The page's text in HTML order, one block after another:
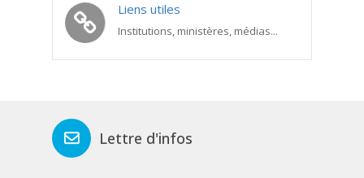
Liens utiles
Institutions, ministères, médias...
Lettre d'infos